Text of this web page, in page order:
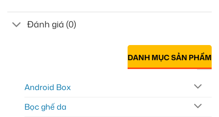
Đánh giá (0)
DANH MỤC SẢN PHẨM
Android Box
Bọc ghế da